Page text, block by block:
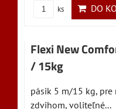
ks DO
Flexi New
/ 15kg
pásik 5 m/15 kg, pre
zdvihom, voliteľné...